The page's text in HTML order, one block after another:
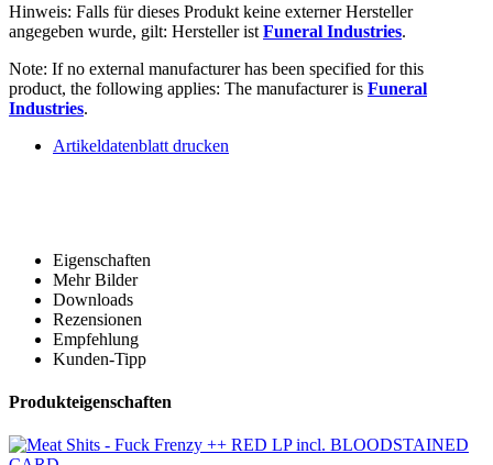
Hinweis: Falls für dieses Produkt keine externer Hersteller
angegeben wurde, gilt: Hersteller ist Funeral Industries.
Note: If no external manufacturer has been specified for this
product, the following applies: The manufacturer is Funeral
Industries.
Artikeldatenblatt drucken
Eigenschaften
Mehr Bilder
Downloads
Rezensionen
Empfehlung
Kunden-Tipp
Produkteigenschaften